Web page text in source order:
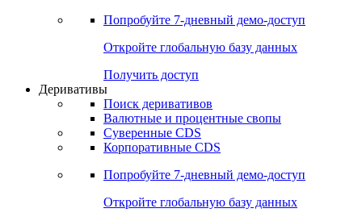
Попробуйте 7-дневный демо-доступ
Откройте глобальную базу данных
Получить доступ
Деривативы
Поиск деривативов
Валютные и процентные свопы
Суверенные CDS
Корпоративные CDS
Попробуйте 7-дневный демо-доступ
Откройте глобальную базу данных